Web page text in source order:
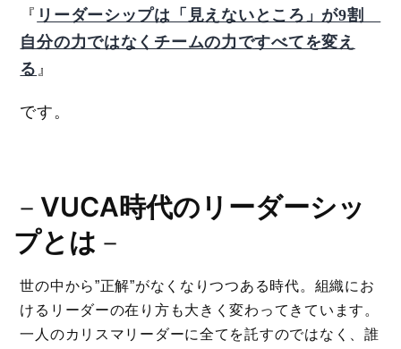
『 リーダーシップは「見えないところ」が9割
自分の力ではなくチームの力ですべてを変え
る 』
です。
－ VUCA時代のリーダーシッ
プとは －
世の中から”正解”がなくなりつつある時代。組織にお
けるリーダーの在り方も大きく変わってきています。
一人のカリスマリーダーに全てを託すのではなく、誰